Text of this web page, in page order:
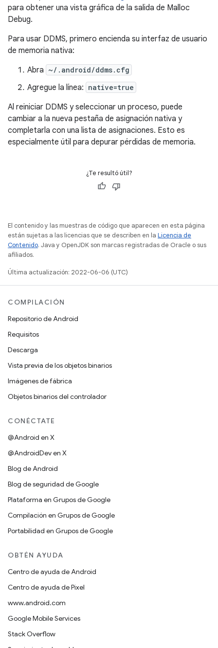
para obtener una vista gráfica de la salida de Malloc
Debug.
Para usar DDMS, primero encienda su interfaz de usuario
de memoria nativa:
Abra ~/.android/ddms.cfg
Agregue la línea: native=true
Al reiniciar DDMS y seleccionar un proceso, puede
cambiar a la nueva pestaña de asignación nativa y
completarla con una lista de asignaciones. Esto es
especialmente útil para depurar pérdidas de memoria.
¿Te resultó útil?
El contenido y las muestras de código que aparecen en esta página
están sujetas a las licencias que se describen en la Licencia de
Contenido. Java y OpenJDK son marcas registradas de Oracle o sus
afiliados.
Última actualización: 2022-06-06 (UTC)
COMPILACIÓN
Repositorio de Android
Requisitos
Descarga
Vista previa de los objetos binarios
Imágenes de fábrica
Objetos binarios del controlador
CONÉCTATE
@Android en X
@AndroidDev en X
Blog de Android
Blog de seguridad de Google
Plataforma en Grupos de Google
Compilación en Grupos de Google
Portabilidad en Grupos de Google
OBTÉN AYUDA
Centro de ayuda de Android
Centro de ayuda de Pixel
www.android.com
Google Mobile Services
Stack Overflow